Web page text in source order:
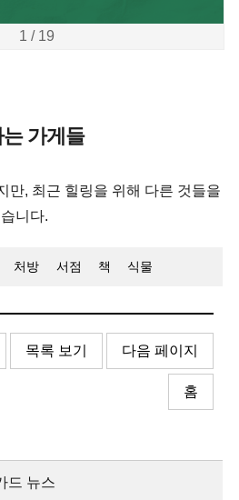
1 / 19
가게들
만, 최근 힐링을 위해 다른 것들을
니다.
처방 서점 책 식물
목록 보기 다음 페이지
홈
드 뉴스